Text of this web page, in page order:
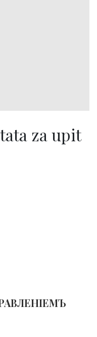
za upit